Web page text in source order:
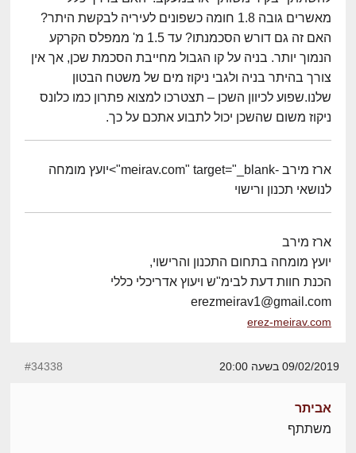
מאשרים גובה 1.8 חומה כשפונים לעיריה לבקשת היתר?
האם זה גם דורש הסכמנתו? עד 1.5 מ' ממפלס הקרקע
הנמוך יותר. בניה על קו הגבול מחייבת הסכמת שכן, אך אין
צורך בהיתר בניה ולגבי ניקוז מים של משטח הבטון
שלנו.שפוע לכיוון השכן – תצטרכו למצוא פתרון כמו כלונס
ניקוז משום שהשכן יכול לתבוע אתכם על כך.
ארז מירב -meirav.com" target="_blank">יועץ מומחה
לנושאי תכנון ורישוי
ארז מירב
יועץ מומחה בתחום התכנון והרישוי,
הכנת חוות דעת לבימ"ש ויעוץ אדריכלי כללי
erezmeirav1@gmail.com
erez-meirav.com
09/02/2019 בשעה 20:00 #34338
אביתר
משתתף